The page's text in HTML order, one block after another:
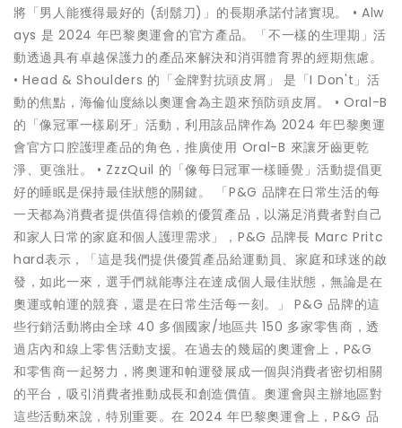
將「男人能獲得最好的 (刮鬍刀)」的長期承諾付諸實現。 • Alw
ays 是 2024 年巴黎奧運會的官方產品。「不一樣的生理期」活
動透過具有卓越保護力的產品來解決和消弭體育界的經期焦慮。
• Head & Shoulders 的「金牌對抗頭皮屑」 是「I Don't」活
動的焦點，海倫仙度絲以奧運會為主題來預防頭皮屑。 • Oral-B
的「像冠軍一樣刷牙」活動，利用該品牌作為 2024 年巴黎奧運
會官方口腔護理產品的角色，推廣使用 Oral-B 來讓牙齒更乾
淨、更強壯。 • ZzzQuil 的「像每日冠軍一樣睡覺」活動提倡更
好的睡眠是保持最佳狀態的關鍵。 「P&G 品牌在日常生活的每
一天都為消費者提供值得信賴的優質產品，以滿足消費者對自己
和家人日常的家庭和個人護理需求」，P&G 品牌長 Marc Pritc
hard表示，「這是我們提供優質產品給運動員、家庭和球迷的啟
發，如此一來，選手們就能專注在達成個人最佳狀態，無論是在
奧運或帕運的競賽，還是在日常生活每一刻。」 P&G 品牌的這
些行銷活動將由全球 40 多個國家/地區共 150 多家零售商，透
過店內和線上零售活動支援。在過去的幾屆的奧運會上，P&G
和零售商一起努力，將奧運和帕運發展成一個與消費者密切相關
的平台，吸引消費者推動成長和創造價值。奧運會與主辦地區對
這些活動來說，特別重要。在 2024 年巴黎奧運會上，P&G 品